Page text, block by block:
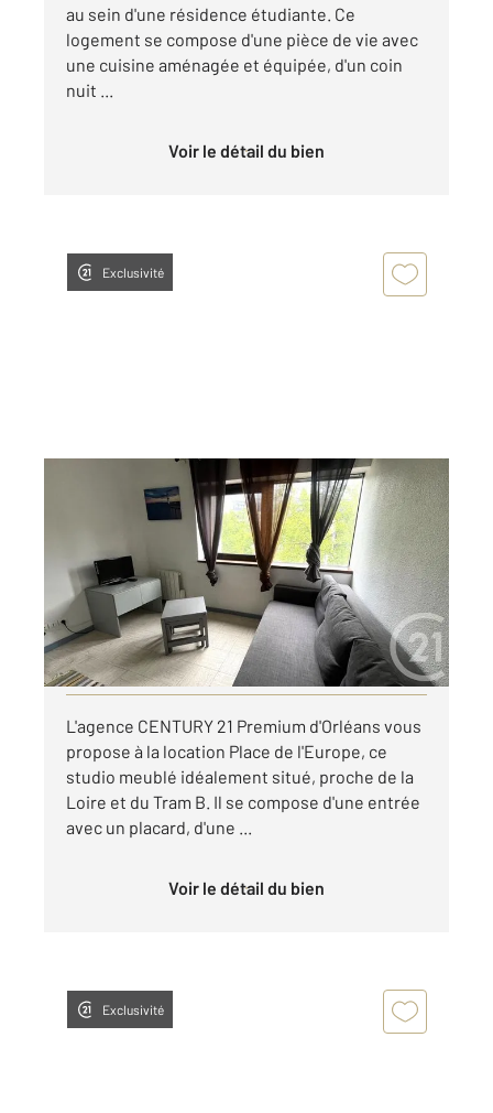
au sein d'une résidence étudiante. Ce
logement se compose d'une pièce de vie avec
une cuisine aménagée et équipée, d'un coin
nuit ...
Voir le détail du bien
Exclusivité
ORLEANS 45
, 1 pièce
Appartement Studio à louer
356,13 €
par mois charges comprises
Visiter le site dédié
L'agence CENTURY 21 Premium d'Orléans vous
propose à la location Place de l'Europe, ce
studio meublé idéalement situé, proche de la
Loire et du Tram B. Il se compose d'une entrée
avec un placard, d'une ...
Voir le détail du bien
Exclusivité